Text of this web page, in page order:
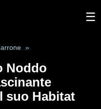
☰
»
Noddo
suo Habitat